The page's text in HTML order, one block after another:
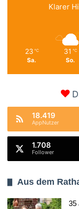
Klarer
23 ℃
Sa.
31 ℃
So.
18.419
AppNutzer
1.708
Follower
Aus dem
35